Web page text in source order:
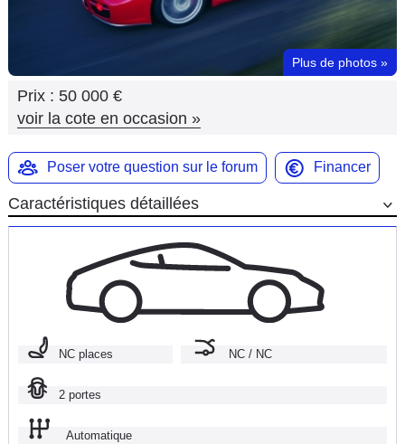
Marques
Plus de photos »
Prix : 50 000 €
voir la cote en occasion »
Poser votre question sur le forum Financer
Caractéristiques détaillées
NC places NC / NC
2 portes
Automatique